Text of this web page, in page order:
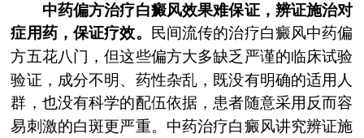
中药偏方治疗白癜风效果难保证，辨证施治对
症用药，保证疗效。 民间流传的治疗白癜风中药偏
方五花八门，但这些偏方大多缺乏严谨的临床试验
验证，成分不明、药性杂乱，既没有明确的适用人
群，也没有科学的配伍依据，患者随意采用反而容
易刺激的白斑更严重。中药治疗白癜风讲究辨证施